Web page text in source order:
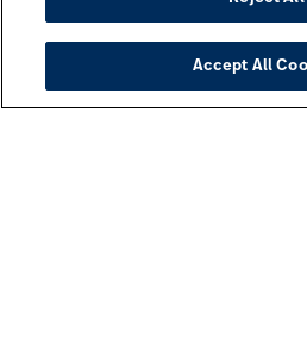
Accept All